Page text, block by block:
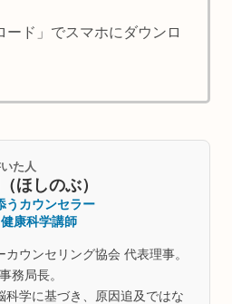
ード」でスマホにダウンロ
た人
ほしのぶ）
うカウンセラー
康科学講師
ウンセリング協会 代表理事。
務局長。
科学に基づき、原因追及ではな